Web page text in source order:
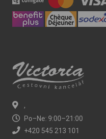
,
Po–Ne: 9:00–21:00
+420 545 213 101